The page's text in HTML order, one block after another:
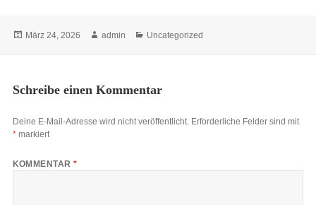
März 24, 2026 admin Uncategorized
Schreibe einen Kommentar
Deine E-Mail-Adresse wird nicht veröffentlicht. Erforderliche Felder sind mit
*markiert
KOMMENTAR*